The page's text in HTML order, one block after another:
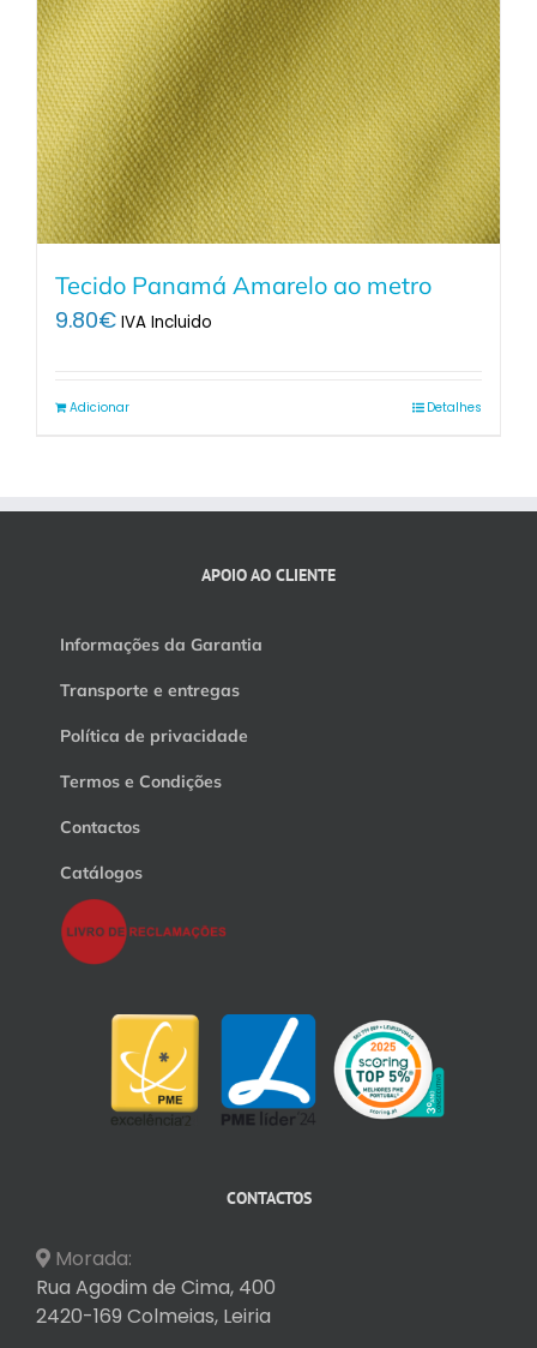
Tecido Panamá Amarelo ao metro
9.80€ IVA Incluido
Adicionar Detalhes
APOIO AO CLIENTE
Informações da Garantia
Transporte e entregas
Política de privacidade
Termos e Condições
Contactos
Catálogos
CONTACTOS
Morada:
Rua Agodim de Cima, 400
2420-169 Colmeias, Leiria